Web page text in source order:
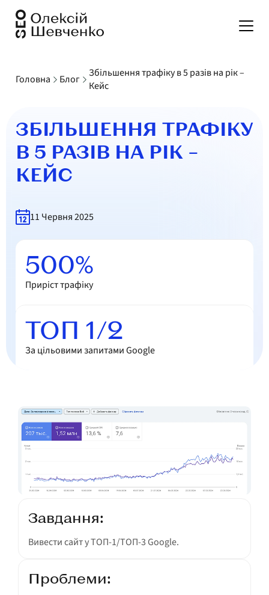
Послуги
Ціни
Відгуки
Блог
Контакти
Зворотній звʼязок
Головна Блог
Збільшення трафіку в 5 разів на рік –
Кейс
ЗБІЛЬШЕННЯ ТРАФІКУ
В 5 РАЗІВ НА РІК –
КЕЙС
11 Червня 2025
500%
Приріст трафіку
ТОП 1/2
За цільовими запитами Google
Завдання:
Вивести сайт у ТОП-1/ТОП-3 Google.
Проблеми: